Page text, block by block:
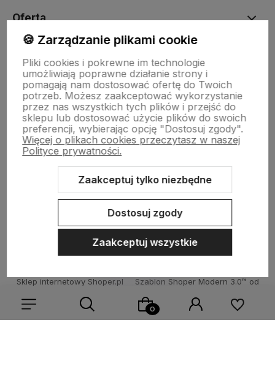
Oferta
Drewniane dekoracje
Kolorowe skarpetki
Informacje
Sklep internetowy Shoper.pl Szablon Shoper Modern 3.0™ od
🍪 Zarządzanie plikami cookie
Pliki cookies i pokrewne im technologie
umożliwiają poprawne działanie strony i
pomagają nam dostosować ofertę do Twoich
potrzeb. Możesz zaakceptować wykorzystanie
przez nas wszystkich tych plików i przejść do
sklepu lub dostosować użycie plików do swoich
preferencji, wybierając opcję "Dostosuj zgody".
Więcej o plikach cookies przeczytasz w naszej
Polityce prywatności.
Zaakceptuj tylko niezbędne
Dostosuj zgody
Zaakceptuj wszystkie